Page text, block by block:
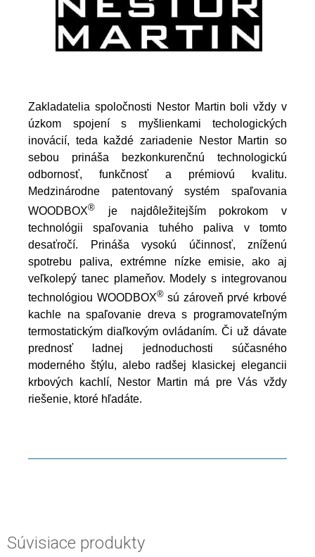
Zakladatelia spoločnosti Nestor Martin boli vždy v
úzkom spojení s myšlienkami techologických
inovácií, teda každé zariadenie Nestor Martin so
sebou prináša bezkonkurenčnú technologickú
odbornosť, funkčnosť a prémiovú kvalitu.
Medzinárodne patentovaný systém spaľovania
WOODBOX® je najdôležitejším pokrokom v
technológii spaľovania tuhého paliva v tomto
desaťročí. Prináša vysokú účinnosť, zníženú
spotrebu paliva, extrémne nízke emisie, ako aj
veľkolepý tanec plameňov. Modely s integrovanou
technológiou WOODBOX® sú zároveň prvé krbové
kachle na spaľovanie dreva s programovateľným
termostatickým diaľkovým ovládaním. Či už dávate
prednosť ladnej jednoduchosti súčasného
moderného štýlu, alebo radšej klasickej elegancii
krbových kachlí, Nestor Martin má pre Vás vždy
riešenie, ktoré hľadáte.
Súvisiace produkty